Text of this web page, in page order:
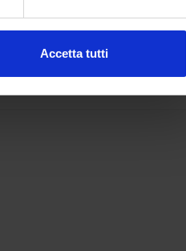
Accetta tutti